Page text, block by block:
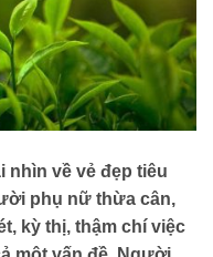
nhìn về vẻ đẹp tiêu
phụ nữ thừa cân,
kỳ thị, thậm chí việc